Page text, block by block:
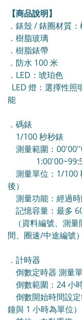
【商品說明】
．錶殼 / 錶圈材質
．樹脂玻璃
．樹脂錶帶
．防水 100 米
．LED：琥珀色
LED 燈：選擇性照
能
．碼錶
1/100 秒秒錶
測量範圍：
測量單位：1/100
後）
測量功能：經過
記憶容量：最多
（資料編號、測
間、圈速/中途編號）
．計時器
倒數定時器 測量
倒數範圍：24 小
倒數開始時間設
鐘與 1 小時為單位）